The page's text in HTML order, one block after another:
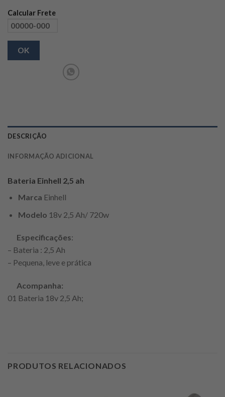
Calcular Frete
OK
DESCRIÇÃO
INFORMAÇÃO ADICIONAL
Bateria Einhell 2,5 ah
Marca Einhell
Modelo 18v 2,5 Ah/ 720w
Especificações:
– Bateria : 2,5 Ah
– Pequena, leve e prática
Acompanha:
01 Bateria 18v 2,5 Ah;
PRODUTOS RELACIONADOS